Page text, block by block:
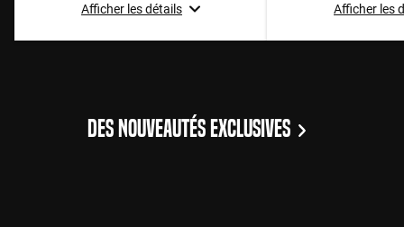
Afficher les détails Afficher les
DES NOUVEAUTÉS EXCLUSIVES